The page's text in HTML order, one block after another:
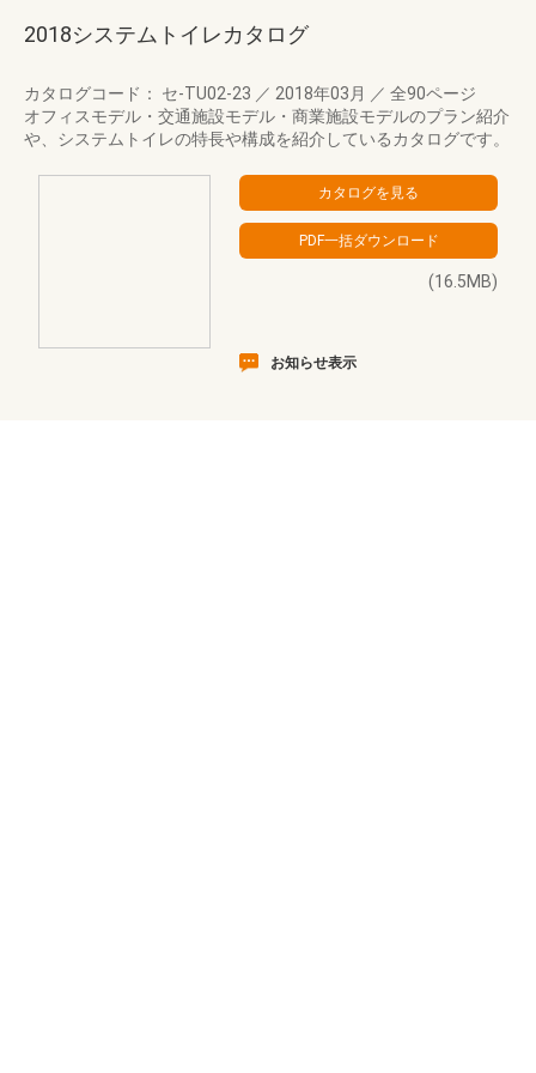
2018システムトイレカタログ
カタログコード： セ-TU02-23 ／ 2018年03月 ／ 全90ページ
オフィスモデル・交通施設モデル・商業施設モデルのプラン紹介
や、システムトイレの特長や構成を紹介しているカタログです。
(16.5MB)
お知らせ表示